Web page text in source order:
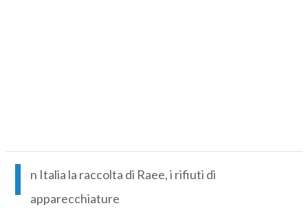
I
n Italia la raccolta di Raee, i rifiuti di
apparecchiature